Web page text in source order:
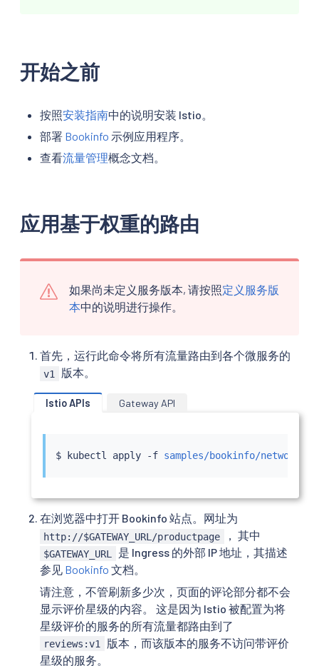
开始之前
按照安装指南中的说明安装 Istio。
部署 Bookinfo 示例应用程序。
查看流量管理概念文档。
应用基于权重的路由
如果尚未定义服务版本, 请按照定义服务版
本中的说明进行操作。
首先，运行此命令将所有流量路由到各个微服务的
v1 版本。
Istio APIs Gateway API
$ kubectl apply -f samples/bookinfo/
在浏览器中打开 Bookinfo 站点。网址为
http://$GATEWAY_URL/productpage ， 其中
$GATEWAY_URL
是 Ingress 的外部 IP 地址，其描述
参见 Bookinfo 文档。
请注意，不管刷新多少次，页面的评论部分都不会
显示评价星级的内容。 这是因为 Istio 被配置为将
星级评价的服务的所有流量都路由到了
reviews:v1
版本，而该版本的服务不访问带评价
星级的服务。